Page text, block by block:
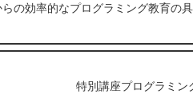
らの効率的なプログラミング教育の
特別講座プログラミン